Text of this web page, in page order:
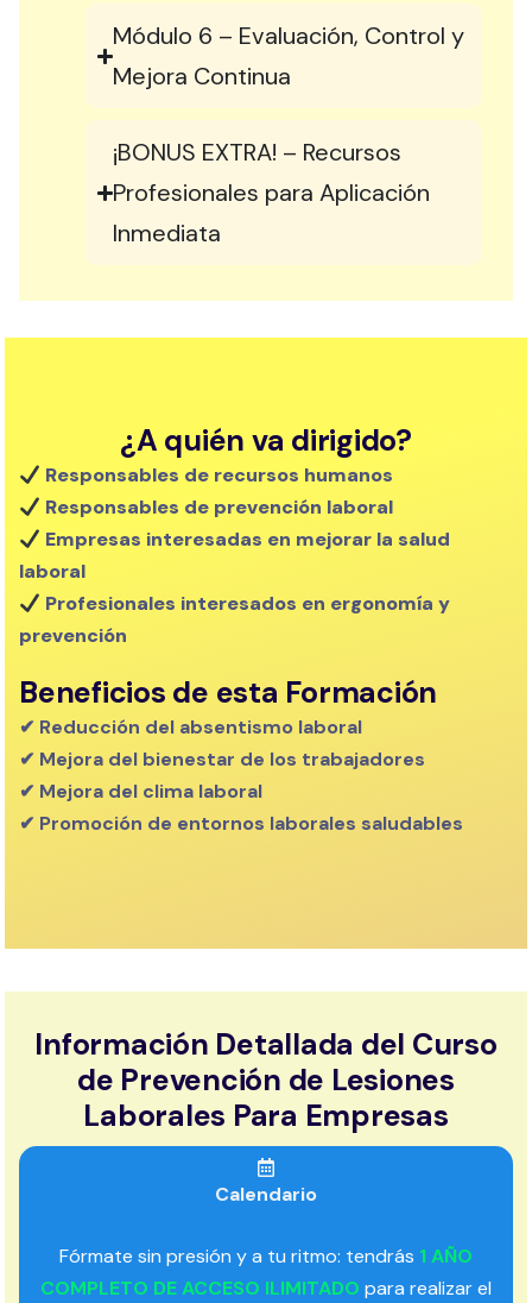
Módulo 6 – Evaluación, Control y
Mejora Continua
¡BONUS EXTRA! – Recursos
Profesionales para Aplicación
Inmediata
¿A quién va dirigido?
Responsables de recursos humanos
Responsables de prevención laboral
Empresas interesadas en mejorar la salud
laboral
Profesionales interesados en ergonomía y
prevención
Beneficios de esta Formación
✔ Reducción del absentismo laboral
✔ Mejora del bienestar de los trabajadores
✔ Mejora del clima laboral
✔ Promoción de entornos laborales saludables
Información Detallada del Curso
de Prevención de Lesiones
Laborales Para Empresas
Calendario
Fórmate sin presión y a tu ritmo: tendrás 1 AÑO
COMPLETO DE ACCESO ILIMITADO para realizar el